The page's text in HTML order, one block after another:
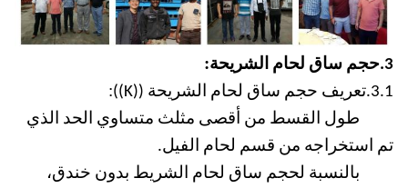
3. حجم ساق لحام الشريحة:
3.1. تعريف حجم ساق لحام الشريحة ((K)) :
طول القسط من أقصى مثلث متساوي الحد الذي
تم استخراجه من قسم لحام الفيل.
بالنسبة لحجم ساق لحام الشريط بدون خندق،